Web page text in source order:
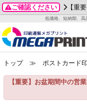
ご確認ください 【重
低価格、短納期、高
グッズ
ステッカー
お客様へ
いて
刷
カード印刷
デ
成前に
ガイド
ード印刷
名刺印刷
一覧
わせ
2026年 8月
月
火 水 木
3
4 5 6
トップ≫ ポストカード印
【重要】お盆期間中の営